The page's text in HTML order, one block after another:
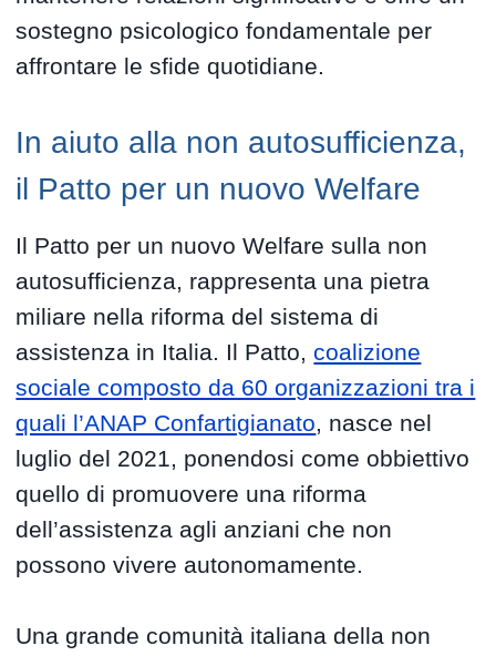
sostegno psicologico fondamentale per
affrontare le sfide quotidiane.
In aiuto alla non autosufficienza,
il Patto per un nuovo Welfare
Il Patto per un nuovo Welfare sulla non
autosufficienza, rappresenta una pietra
miliare nella riforma del sistema di
assistenza in Italia. Il Patto,coalizione
sociale composto da 60 organizzazioni tra i
quali l’ANAP Confartigianato , nasce nel
luglio del 2021, ponendosi come obbiettivo
quello di promuovere una riforma
dell’assistenza agli anziani che non
possono vivere autonomamente.
Una grande comunità italiana della non